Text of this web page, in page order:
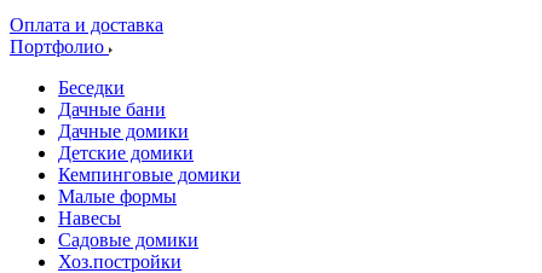
Оплата и доставка
Портфолио
Беседки
Дачные бани
Дачные домики
Детские домики
Кемпинговые домики
Малые формы
Навесы
Садовые домики
Хоз.постройки